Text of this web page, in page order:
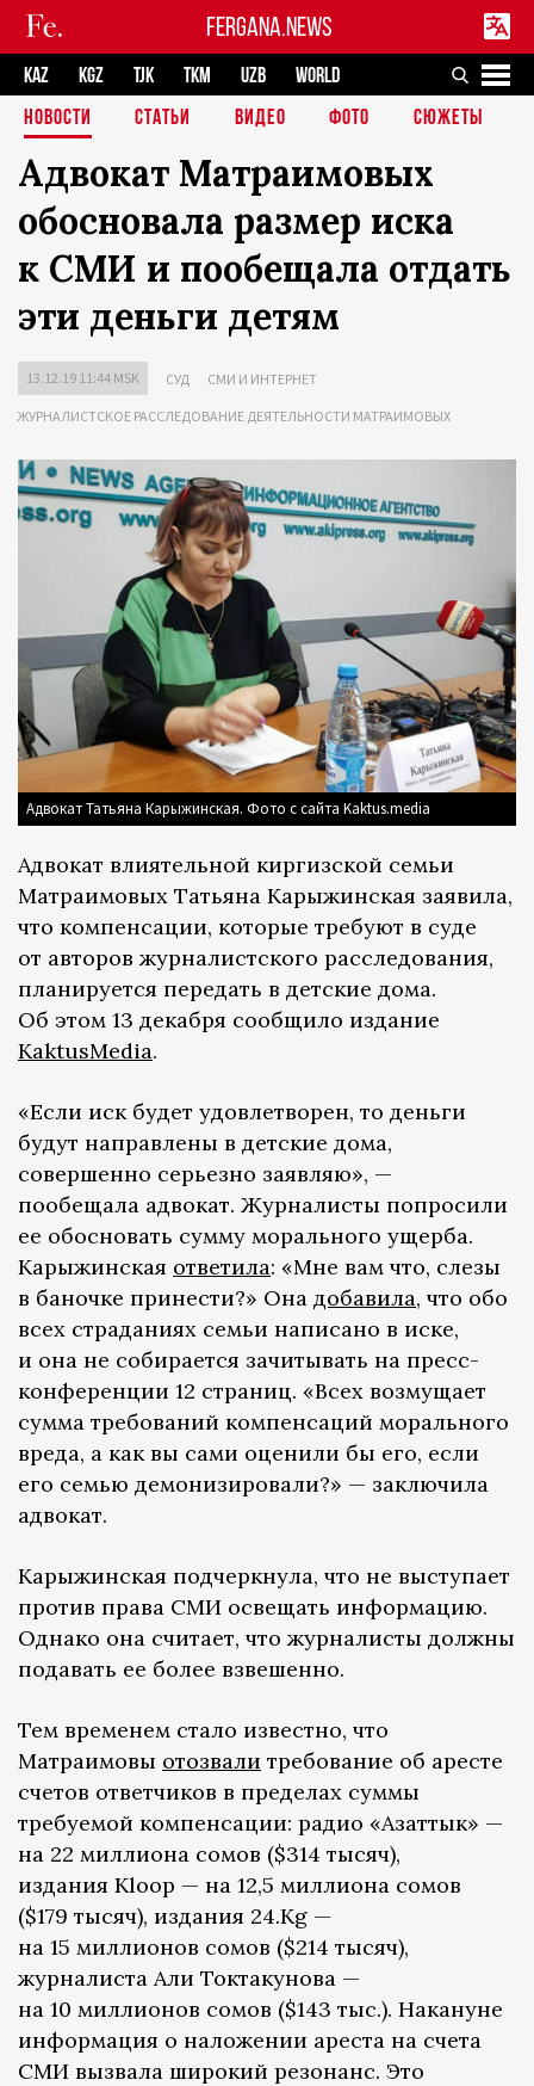
FERGANA.NEWS
KAZ KGZ TJK TKM UZB
WORLD
НОВОСТИ
СТАТЬИ ВИДЕО ФОТО СЮЖЕТЫ
Адвокат Матраимовых
обосновала размер иска
к СМИ и пообещала отдать
эти деньги детям
13.12.19 11:44 MSK СУД СМИ И ИНТЕРНЕТ
ЖУРНАЛИСТСКОЕ РАССЛЕДОВАНИЕ ДЕЯТЕЛЬНОСТИ МАТРАИМОВЫХ
Адвокат Татьяна Карыжинская. Фото с сайта Kaktus.media
Адвокат влиятельной киргизской семьи
Матраимовых Татьяна Карыжинская заявила,
что компенсации, которые требуют в суде
от авторов журналистского расследования,
планируется передать в детские дома.
Об этом 13 декабря сообщило издание
KaktusMedia.
«Если иск будет удовлетворен, то деньги
будут направлены в детские дома,
совершенно серьезно заявляю», —
пообещала адвокат. Журналисты попросили
ее обосновать сумму морального ущерба.
Карыжинская ответила: «Мне вам что, слезы
в баночке принести?» Она добавила, что обо
всех страданиях семьи написано в иске,
и она не собирается зачитывать на пресс-
конференции 12 страниц. «Всех возмущает
сумма требований компенсаций морального
вреда, а как вы сами оценили бы его, если
его семью демонизировали?» — заключила
адвокат.
Карыжинская подчеркнула, что не выступает
против права СМИ освещать информацию.
Однако она считает, что журналисты должны
подавать ее более взвешенно.
Тем временем стало известно, что
Матраимовы отозвали требование об аресте
счетов ответчиков в пределах суммы
требуемой компенсации: радио «Азаттык» —
на 22 миллиона сомов ($314 тысяч),
издания Kloop — на 12,5 миллиона сомов
($179 тысяч), издания 24.Kg —
на 15 миллионов сомов ($214 тысяч),
журналиста Али Токтакунова —
на 10 миллионов сомов ($143 тыс.). Накануне
информация о наложении ареста на счета
СМИ вызвала широкий резонанс. Это